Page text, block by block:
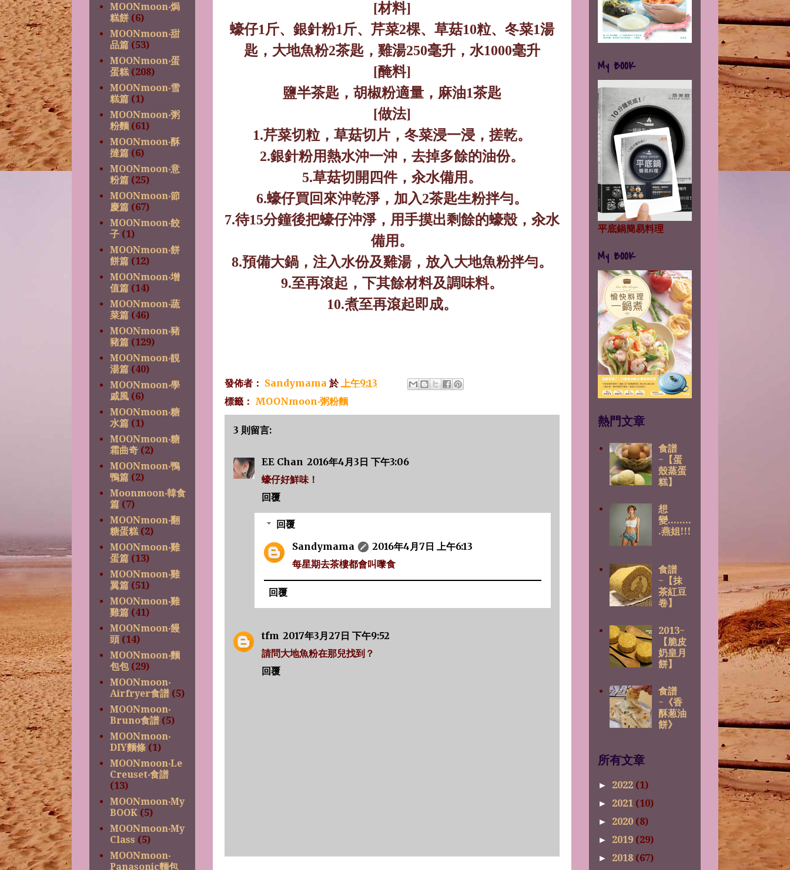
[材料]
蠔仔1斤、銀針粉1斤、芹菜2棵、草菇10粒、冬菜1湯
匙，大地魚粉2茶匙，雞湯250毫升，水1000毫升
[醃料]
鹽半茶匙，胡椒粉適量，麻油1茶匙
[做法]
1.芹菜切粒，草菇切片，冬菜浸一浸，搓乾。
2.銀針粉用熱水沖一沖，去掉多餘的油份。
5.草菇切開四件，汆水備用。
6.蠔仔買回來沖乾淨，加入2茶匙生粉拌勻。
7.待15分鐘後把蠔仔沖淨，用手摸出剩餘的蠔殼，汆水
備用。
8.預備大鍋，注入水份及雞湯， 放入大地魚粉拌勻。
9.至再滾起，下其餘材料及調味料。
10.煮至再滾起即成。
發佈者： Sandymama 於上午9:13
標籤： MOONmoon‧粥粉麵
3 則留言:
EE Chan 2016年4月3日 下午3:06
蠔仔好鮮味！
回覆
回覆
Sandymama
2016年4月7日 上午6:13
每星期去茶樓都會叫嚟食
回覆
tfm 2017年3月27日 下午9:52
請問大地魚粉在那兒找到？
回覆
MOONmoon‧焗
糕餅 (6)
MOONmoon‧甜
品篇 (53)
MOONmoon‧蛋
蛋糕 (208)
MOONmoon‧雪
糕篇 (1)
MOONmoon‧粥
粉麵 (61)
MOONmoon‧酥
撻篇 (6)
MOONmoon‧意
粉篇 (25)
MOONmoon‧節
慶篇 (67)
MOONmoon‧餃
子 (1)
MOONmoon‧餅
餅篇 (12)
MOONmoon‧增
值篇 (14)
MOONmoon‧蔬
菜篇 (46)
MOONmoon‧豬
豬篇 (129)
MOONmoon‧靚
湯篇 (40)
MOONmoon‧學
戚風 (6)
MOONmoon‧糖
水篇 (1)
MOONmoon‧糖
霜曲奇 (2)
MOONmoon‧鴨
鴨篇 (2)
Moonmoon‧韓食
篇 (7)
MOONmoon‧翻
糖蛋糕 (2)
MOONmoon‧雞
蛋篇 (13)
MOONmoon‧雞
翼篇 (51)
MOONmoon‧雞
雞篇 (41)
MOONmoon‧饅
頭 (14)
MOONmoon‧麵
包包 (29)
MOONmoon‧
Airfryer食譜 (5)
MOONmoon‧
Bruno食譜 (5)
MOONmoon‧
DIY麵條 (1)
MOONmoon‧Le
Creuset‧食譜
(13)
MOONmoon‧My
BOOK (5)
MOONmoon‧My
Class (5)
MOONmoon‧
Panasonic麵包
My BOOK
平底鍋簡易料理
My BOOK
熱門文章
食譜
~【蛋
殼蒸蛋
糕】
想
變........
.燕姐!!!
食譜
~【抹
茶紅豆
卷】
2013~
【脆皮
奶皇月
餅】
食譜
~《香
酥葱油
餅》
所有文章
► 2022 (1)
► 2021 (10)
► 2020 (8)
► 2019 (29)
► 2018 (67)